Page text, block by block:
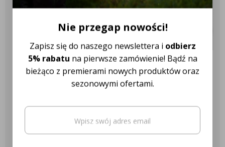
precyzyjniej, bezpieczniej i bardziej komfortowo niż w przypadku
✔️ Ponad 18 różnych marek
Nasza obsługa klienta jest do
Twojej dyspozycji!
Najczęściej zadawane pytania
Nie przegap nowości!
Zapisz się do naszego newslettera i odbierz
5% rabatu na pierwsze zamówienie! Bądź na
bieżąco z premierami nowych produktów oraz
sezonowymi ofertami.
Email
Oto Twój kod zniżkowy na